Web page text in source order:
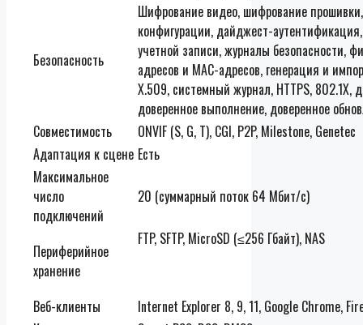
Безопасность
Шифрование видео, шифрование
конфигурации, дайджест-аутентификация,
учетной записи, журналы безопасности,
адресов и MAC-адресов, генерация и
X.509, системный журнал, HTTPS, 802.1X,
доверенное выполнение, доверенное
Совместимость
ONVIF (S, G, T), CGI, P2P, Milestone, Genetec
Адаптация к сцене Есть
Максимальное
число
подключений
20 (суммарный поток 64 Мбит/с)
Периферийное
хранение
FTP, SFTP, MicroSD (≤256 Гбайт), NAS
Веб-клиенты
Internet Explorer 8, 9, 11, Google Chrome,